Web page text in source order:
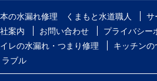
の水漏れ修理 くまもと水道職人 サ
案内
お問い合わせ プライバシー
イレの水漏れ・つまり修理
キッチン
ラブル